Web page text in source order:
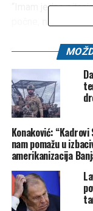
“Imam jedno
nećete se
Putinova
Ova izjava
investicijskom
sprema ratovati s
odmah”ako
ponovio da
svjesna
Glavni tajnik
poručivši da je
Konaković: “Kadrovi
nam pomažu u
amerikanizacija